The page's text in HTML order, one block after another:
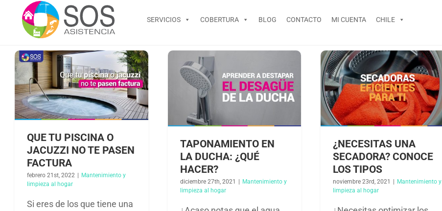
contenido
SERVICIOS COBERTURA BLOG CONTACTO MI CUENTA CHILE
QUE TU PISCINA O
JACUZZI NO TE PASEN
FACTURA
febrero 21st, 2022
Mantenimiento y
limpieza al hogar​
Si eres de los que tiene una
TAPONAMIENTO EN
LA DUCHA: ¿QUÉ
HACER?
diciembre 27th, 2021 | Mantenimiento y
limpieza al hogar​
¿NECESITAS UNA
SECADORA? CONOCE
LOS TIPOS
noviembre 23rd, 2021 | Mantenimiento y
limpieza al hogar​